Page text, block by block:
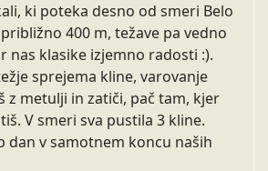
ki poteka desno od smeri Belo
400 m, težave pa vedno
nas klasike izjemno radosti :).
sprejema kline, varovanje
z metulji in zatiči, pač tam, kjer
V smeri sva pustila 3 kline.
dan v samotnem koncu naših